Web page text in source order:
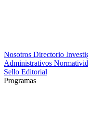
Nosotros Directorio
Administrativos
Sello Editorial
Programas